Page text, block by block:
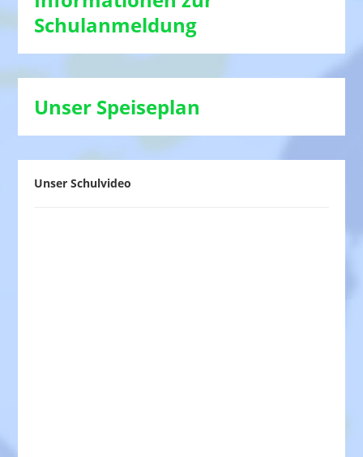
Schulanmeldung
Unser Speiseplan
Unser Schulvideo